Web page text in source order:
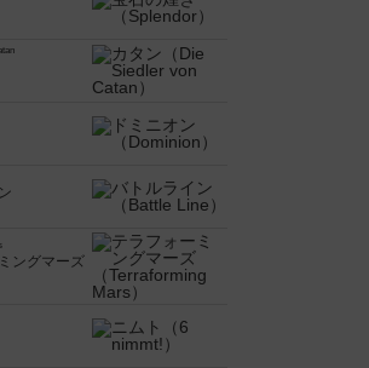
ングマーズ